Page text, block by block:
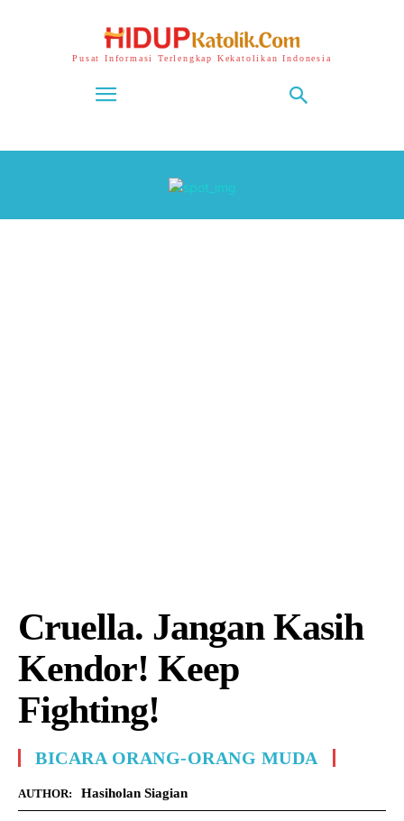
Pusat Informasi Terlengkap Kekatolikan Indonesia
Cruella. Jangan Kasih
Kendor! Keep
Fighting!
BICARA ORANG-ORANG MUDA
AUTHOR: Hasiholan Siagian